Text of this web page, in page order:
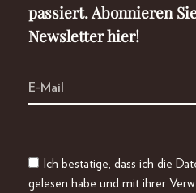
passiert. Abonnieren
Newsletter hier!
Ich bestätige, dass ich die
gelesen habe und mit ihrer